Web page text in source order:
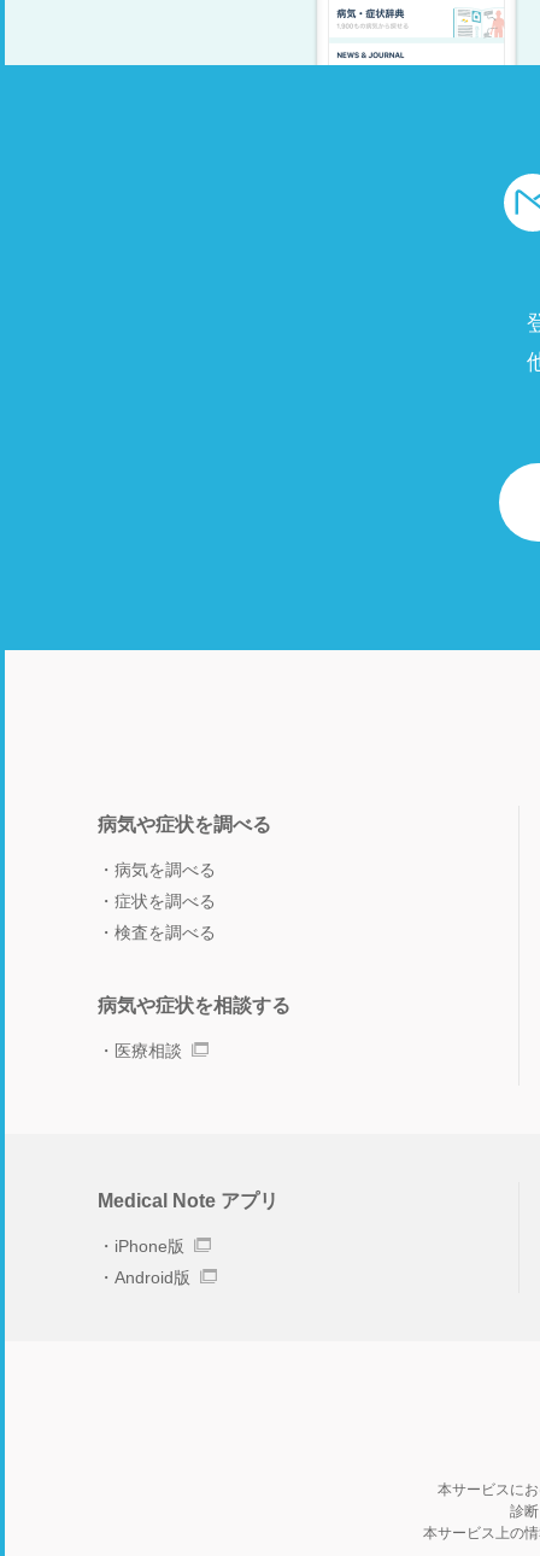
病気や症状を調べる
病気を調べる
症状を調べる
検査を調べる
病気や症状を相談する
医療相談
Medical Note アプリ
iPhone版
Android版
本サービスに
診
本サービス上の